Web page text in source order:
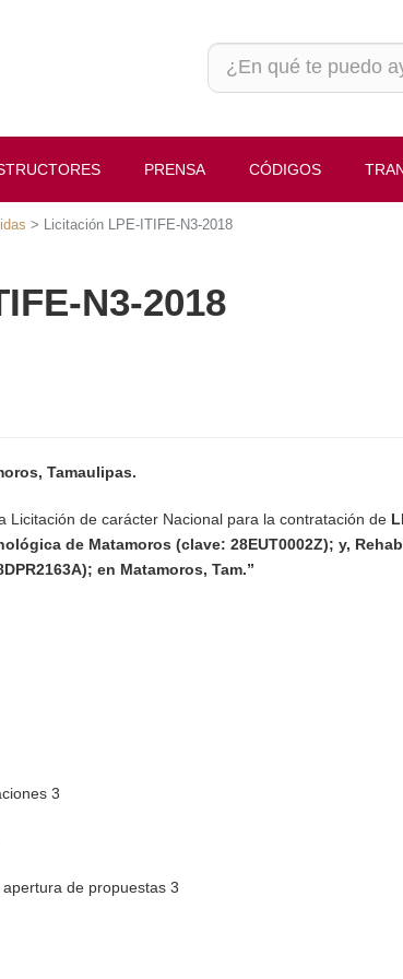
PRENSA CÓDIGOS
>Licitación LPE-ITIFE-N3-2018
N3-2018
Tamaulipas.
de carácter Nacional para la contratación deLPE-
de Matamoros (clave: 28EUT0002Z); y,
28DPR2163A); en Matamoros, Tam.”
3
de propuestas 3